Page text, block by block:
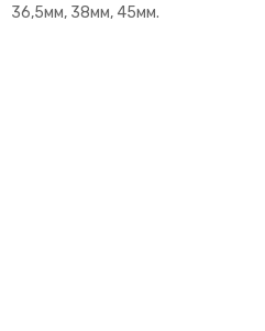
36,5мм, 38мм, 45мм.